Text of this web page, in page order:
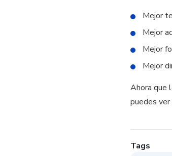
Mejor
Mejor
Mejor
Mejor
Ahora que
puedes ver
Tags